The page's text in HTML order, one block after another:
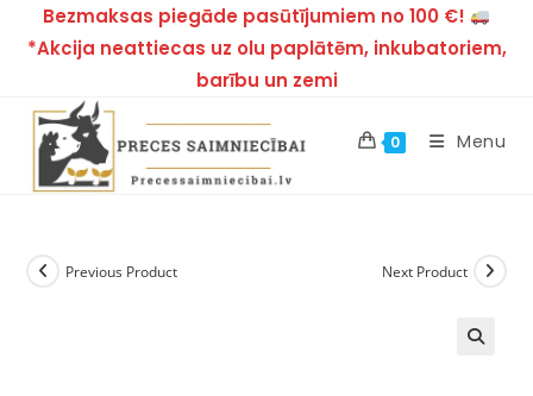
Bezmaksas piegāde pasūtījumiem no 100 €!
*Akcija neattiecas uz olu paplātēm, inkubatoriem,
barību un zemi
0 Menu
Previous Product Next Product